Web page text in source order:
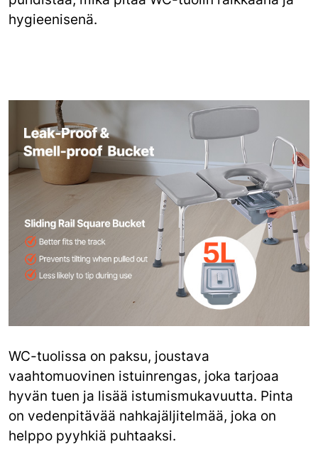
hygieenisenä.
WC-tuolissa on paksu, joustava
vaahtomuovinen istuinrengas, joka tarjoaa
hyvän tuen ja lisää istumismukavuutta. Pinta
on vedenpitävää nahkajäljitelmää, joka on
helppo pyyhkiä puhtaaksi.